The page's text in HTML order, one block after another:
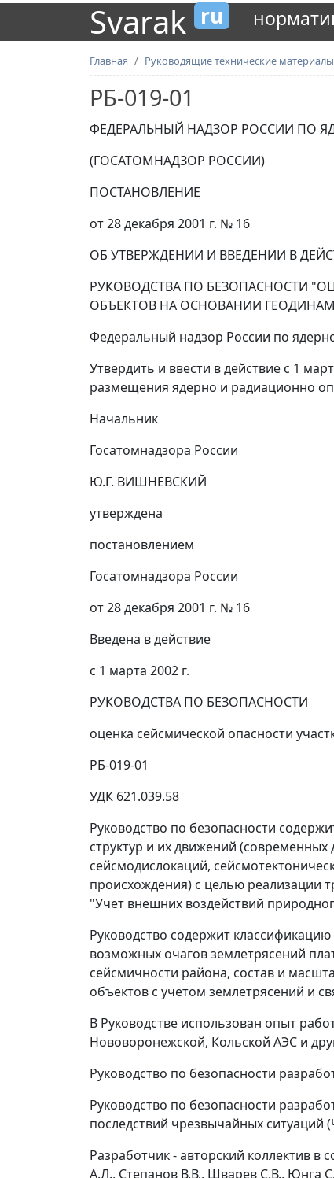
Svarak ru
Главная Руководящие технические материалы
РБ-019-01
ФЕДЕРАЛЬНЫЙ НАДЗОР РОССИИ ПО
(ГОСАТОМНАДЗОР РОССИИ)
ПОСТАНОВЛЕНИЕ
от 28 декабря 2001 г. № 16
ОБ УТВЕРЖДЕНИИ И ВВЕДЕНИИ В
РУКОВОДСТВА ПО БЕЗОПАСНОСТИ
ОБЪЕКТОВ НА ОСНОВАНИИ
Федеральный надзор России по
Утвердить и ввести в действие с 1
размещения ядерно и радиационно
Начальник
Госатомнадзора России
Ю.Г. ВИШНЕВСКИЙ
утверждена
постановлением
Госатомнадзора России
от 28 декабря 2001 г. № 16
Введена в действие
с 1 марта 2002 г.
РУКОВОДСТВА ПО БЕЗОПАСНОСТИ
оценка сейсмической опасности
РБ-019-01
УДК 621.039.58
Руководство по безопасности
структур и их движений
сейсмодислокаций,
происхождения) с целью реализации
"Учет внешних воздействий
Руководство содержит
возможных очагов землетрясений
сейсмичности района, состав и
объектов с учетом землетрясений и
В Руководстве использован опыт
Нововоронежской, Кольской АЭС и
Руководство по безопасности
Руководство по безопасности
последствий чрезвычайных ситуаций
Разработчик - авторский коллектив в
А.Л., Степанов В.В., Шварев С.В., Юнга